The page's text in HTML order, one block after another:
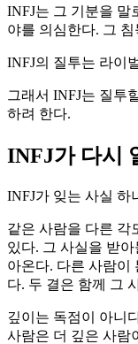
INFJ는 그 기분을 말
야를 의심한다. 그
INFJ의 질투는 라이
그래서 INFJ는 질투
하려 한다.
INFJ가 다시
INFJ가 잊는 사실 하
같은 사람을 다른 각
있다. 그 사실을 받
아온다. 다른 사람이
다. 두 결은 함께 그
깊이는 독점이 아니
사람은 더 깊은 사람